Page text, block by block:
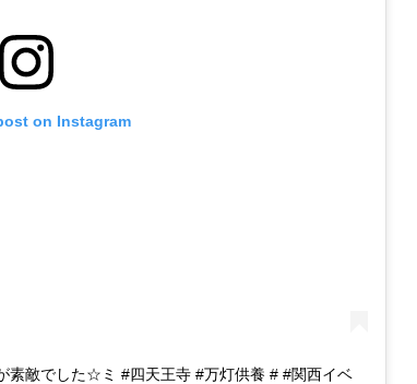
on Instagram
素敵でした☆ミ #四天王寺 #万灯供養 # #関西イベ